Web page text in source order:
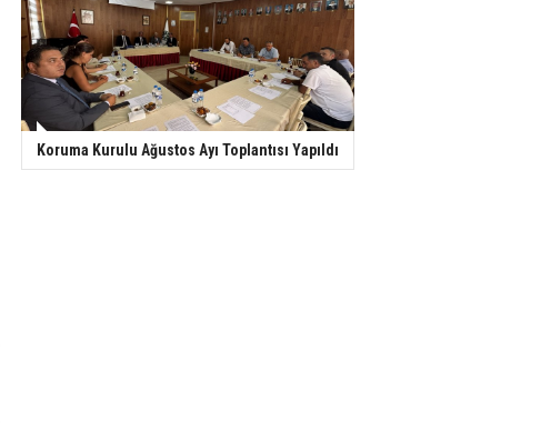
Koruma Kurulu Ağustos Ayı Toplantısı Yapıldı